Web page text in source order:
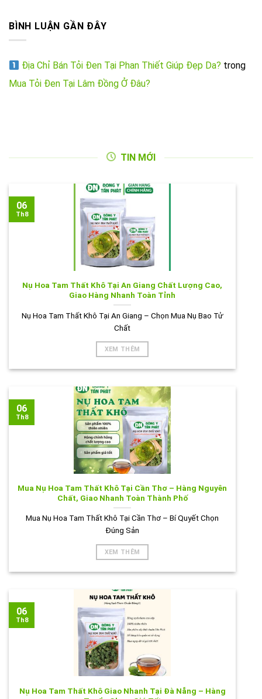
BÌNH LUẬN GẦN ĐÂY
Địa Chỉ Bán Tỏi Đen Tại Phan Thiết Giúp Đẹp Da? trong
Mua Tỏi Đen Tại Lâm Đồng Ở Đâu?
TIN MỚI
Nụ Hoa Tam Thất Khô Tại An Giang Chất Lượng Cao,
Giao Hàng Nhanh Toàn Tỉnh
Nụ Hoa Tam Thất Khô Tại An Giang – Chọn Mua Nụ Bao Tử
Chất
XEM THÊM
06
Th8
Mua Nụ Hoa Tam Thất Khô Tại Cần Thơ – Hàng Nguyên
Chất, Giao Nhanh Toàn Thành Phố
Mua Nụ Hoa Tam Thất Khô Tại Cần Thơ – Bí Quyết Chọn
Đúng Sản
XEM THÊM
06
Th8
Nụ Hoa Tam Thất Khô Giao Nhanh Tại Đà Nẵng – Hàng
06
Th8